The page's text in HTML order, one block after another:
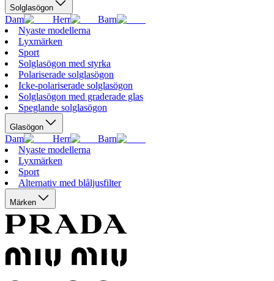
Solglasögon
Dam Herr
Barn
Nyaste modellerna
Lyxmärken
Sport
Solglasögon med styrka
Polariserade solglasögon
Icke-polariserade solglasögon
Solglasögon med graderade glas
Speglande solglasögon
Glasögon
Dam Herr
Barn
Nyaste modellerna
Lyxmärken
Sport
Alternativ med blåljusfilter
Märken